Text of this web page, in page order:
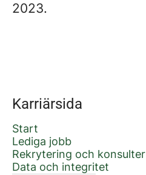
2023.
Karriärsida
Start
Lediga jobb
Rekrytering och konsulter
Data och integritet